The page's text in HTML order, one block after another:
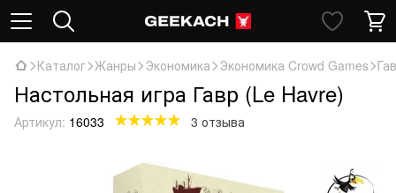
Каталог Жанры Экономика Экономика Crowd Games
Настольная игра Гавр (Le Havre)
Артикул: 16033 3 отзыва